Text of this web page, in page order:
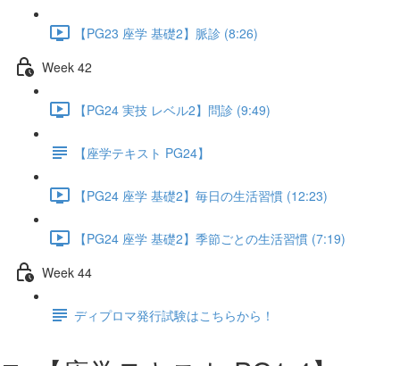
【PG23 座学 基礎2】脈診 (8:26)
Week 42
【PG24 実技 レベル2】問診 (9:49)
【座学テキスト PG24】
【PG24 座学 基礎2】毎日の生活習慣 (12:23)
【PG24 座学 基礎2】季節ごとの生活習慣 (7:19)
Week 44
ディプロマ発行試験はこちらから！